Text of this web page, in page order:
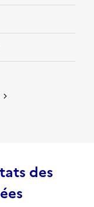
des